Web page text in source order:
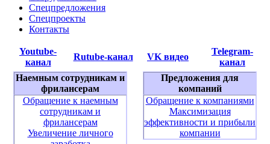
Спецпредложения
Спецпроекты
Контакты
Youtube-
канал
Rutube-канал VK видео
Telegram-
канал
Наемным сотрудникам и
фрилансерам
Обращение к наемным
сотрудникам и
фрилансерам
Увеличение личного
Предложения для
компаний
Обращение к компаниями
Максимизация
эффективности и прибыли
компании